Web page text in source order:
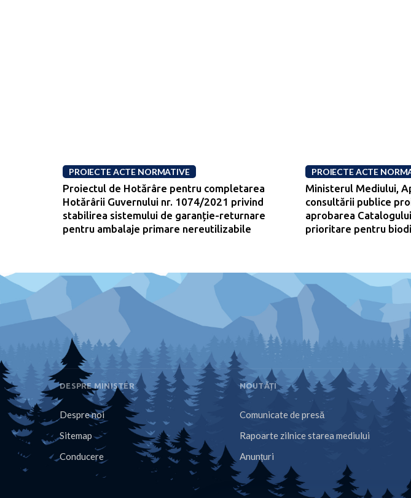
PROIECTE ACTE NORMATIVE
Proiectul de Hotărâre pentru completarea
Hotărârii Guvernului nr. 1074/2021 privind
stabilirea sistemului de garanție-returnare
pentru ambalaje primare nereutilizabile
PROIECTE ACTE
Ministerul Mediului,
consultării publice
aprobarea
prioritare pentru
DESPRE MINISTER
Despre noi
Sitemap
Conducere
NOUTĂȚI
Comunicate de presă
Rapoarte zilnice starea mediului
Anunțuri